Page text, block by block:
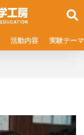
活動内容 実験テーマ